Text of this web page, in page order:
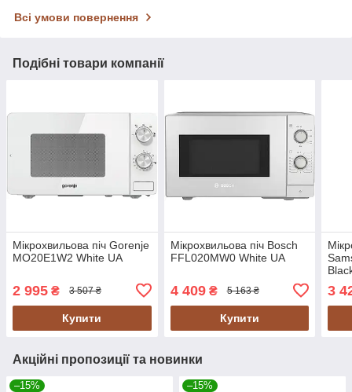
Всі умови повернення
Подібні товари компанії
Мікрохвильова піч Gorenje
MO20E1W2 White UA
2 995 ₴ 3 507 ₴
Купити
Мікрохвильова піч Bosch
FFL020MW0 White UA
4 409₴ 5 163 ₴
Купити
3
Акційні пропозиції та новинки
–15% –15%